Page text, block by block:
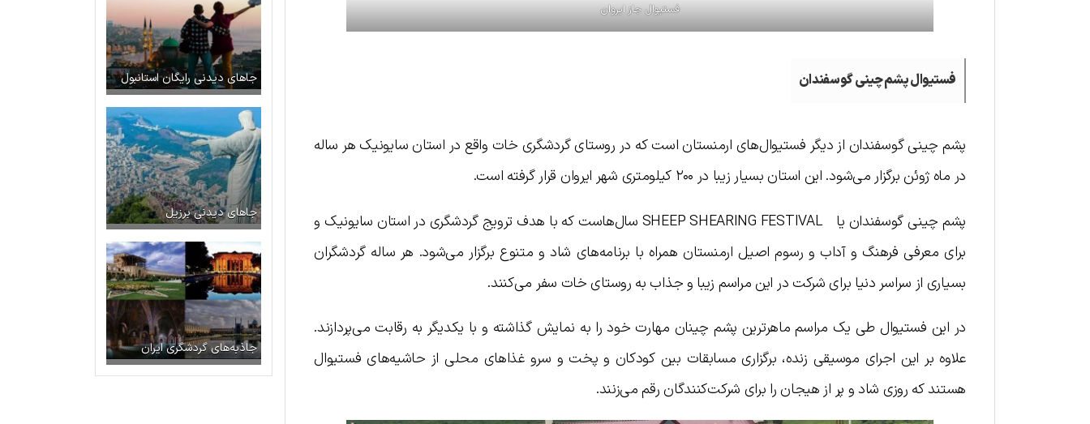
فستیوال جاز ایروان
فستیوال پشم چینی گوسفندان
پشم چینی گوسفندان از دیگر فستیوال‌های ارمنستان است که در روستای گردشگری خات واقع در استان سایونیک هر ساله
در ماه ژوئن برگزار می‌شود. این استان بسیار زیبا در ۲۰۰ کیلومتری شهر ایروان قرار گرفته است.
پشم چینی گوسفندان یا SHEEP SHEARING FESTIVAL سال‌هاست که با هدف ترویج گردشگری در استان سایونیک و
برای معرفی فرهنگ و آداب و رسوم اصیل ارمنستان همراه با برنامه‌های شاد و متنوع برگزار می‌شود. هر ساله گردشگران
بسیاری از سراسر دنیا برای شرکت در این مراسم زیبا و جذاب به روستای خات سفر می‌کنند.
در این فستیوال طی یک مراسم ماهرترین پشم چینان مهارت خود را به نمایش گذاشته و با یکدیگر به رقابت می‌پردازند.
علاوه بر این اجرای موسیقی زنده، برگزاری مسابقات بین کودکان و پخت و سرو غذاهای محلی از حاشیه‌های فستیوال
هستند که روزی شاد و پر از هیجان را برای شرکت‌کنندگان رقم می‌زنند.
جاهای دیدنی رایگان استانبول
جاهای دیدنی برزیل
جاذبه‌های گردشگری ایران